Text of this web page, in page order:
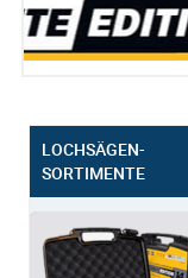
LOCHSÄGEN-
SORTIMENTE